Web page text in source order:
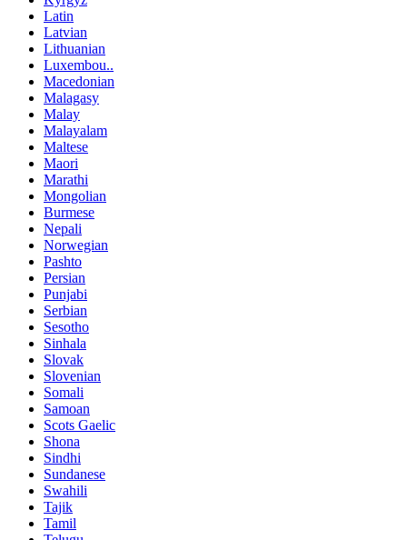
Latin
Latvian
Lithuanian
Luxembou..
Macedonian
Malagasy
Malay
Malayalam
Maltese
Maori
Marathi
Mongolian
Burmese
Nepali
Norwegian
Pashto
Persian
Punjabi
Serbian
Sesotho
Sinhala
Slovak
Slovenian
Somali
Samoan
Scots Gaelic
Shona
Sindhi
Sundanese
Swahili
Tajik
Tamil